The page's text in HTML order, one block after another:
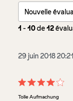
1 - 10de12
29 juin 2018 20:21
Évaluation
Tolle Aufmachung